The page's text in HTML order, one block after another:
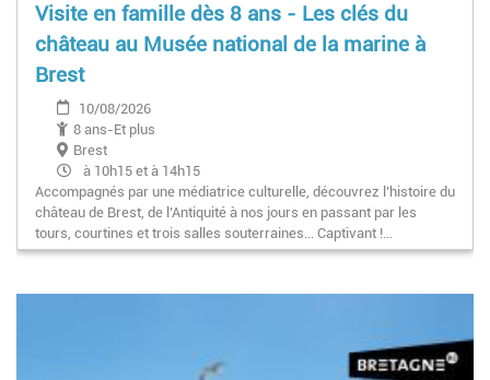
Visite en famille dès 8 ans - Les clés du
château au Musée national de la marine à
Brest
10/08/2026
8 ans-Et plus
Brest
à 10h15 et à 14h15
Accompagnés par une médiatrice culturelle, découvrez l’histoire du
château de Brest, de l’Antiquité à nos jours en passant par les
tours, courtines et trois salles souterraines... Captivant !…